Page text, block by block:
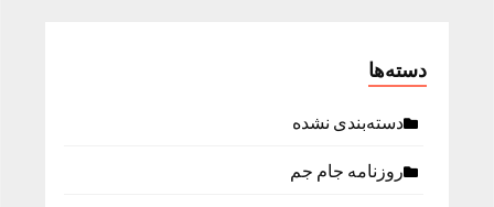
دسته‌ها
دسته‌بندی نشده
روزنامه جام جم